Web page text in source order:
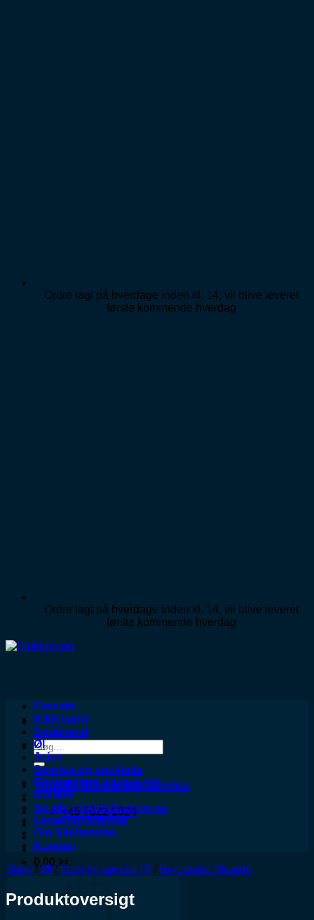
Ordre lagt på hverdage inden kl. 14, vil blive leveret
første kommende hverdag
Ordre lagt på hverdage inden kl. 14, vil blive leveret
første kommende hverdag
Søg
efter:
Tilmeld leverandørservice
+45 7022 1024
0,00 kr.
Forside
Kildevand
Sodavand
Øl
Juice
Spiritus og cocktails
Champagne, cava & vin
Mærker
Se alle produktkategorier
Leveringsområde
Om Sluktørsten
Kontakt
Shop / Øl / Danske special Øl / Bryggeriet Skands
Produktoversigt